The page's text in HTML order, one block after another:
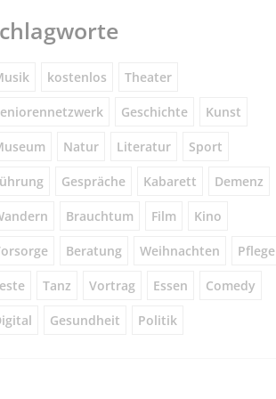
kostenlos Theater
Geschichte Kunst
Natur Literatur Sport
Gespräche Kabarett Demenz
Brauchtum Film Kino
Beratung Weihnachten Pflege
Tanz Vortrag Essen Comedy
Gesundheit Politik